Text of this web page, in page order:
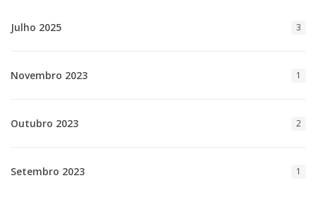
Julho 2025 3
Novembro 2023 1
Outubro 2023 2
Setembro 2023 1